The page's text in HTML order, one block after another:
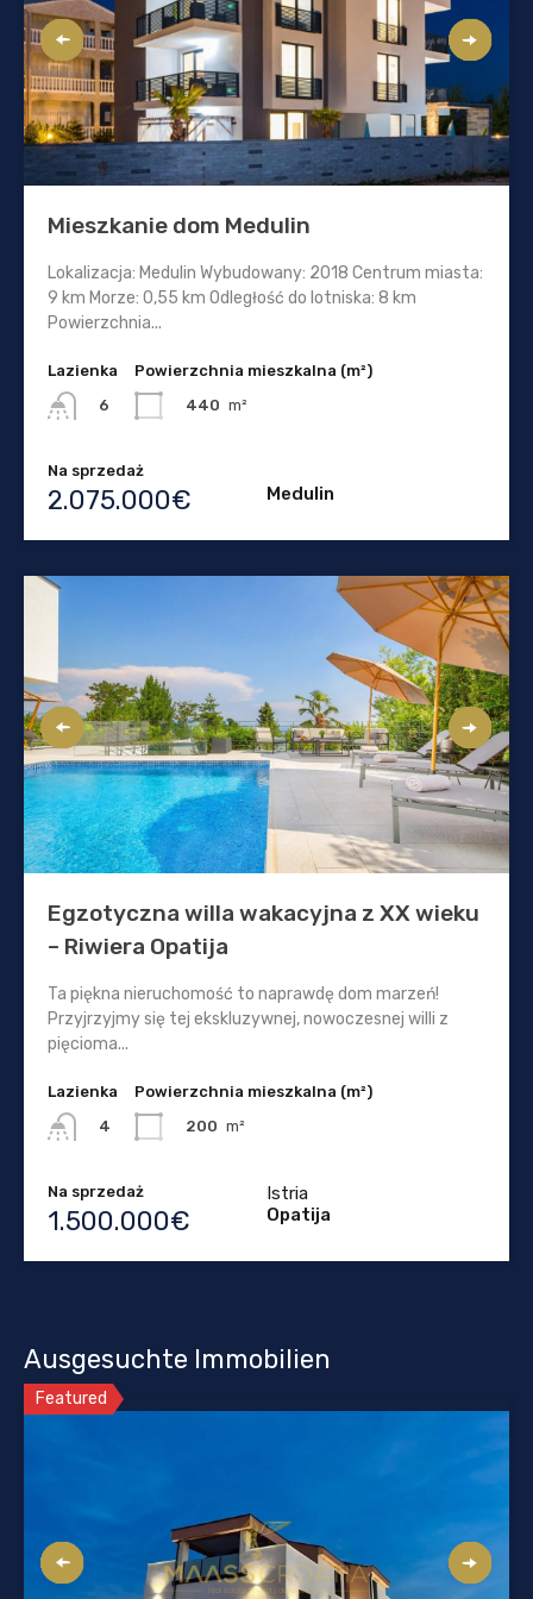
Mieszkanie dom Medulin
Lokalizacja: Medulin Wybudowany: 2018 Centrum miasta:
9 km Morze: 0,55 km Odległość do lotniska: 8 km
Powierzchnia...
Lazienka
6
Powierzchnia mieszkalna (m²)
440 m²
Na sprzedaż
2.075.000€ Medulin
Egzotyczna willa wakacyjna z XX wieku
– Riwiera Opatija
Ta piękna nieruchomość to naprawdę dom marzeń!
Przyjrzyjmy się tej ekskluzywnej, nowoczesnej willi z
pięcioma...
Lazienka
4
Powierzchnia mieszkalna (m²)
200 m²
Na sprzedaż
1.500.000€
Istria
Opatija
Ausgesuchte Immobilien
Featured